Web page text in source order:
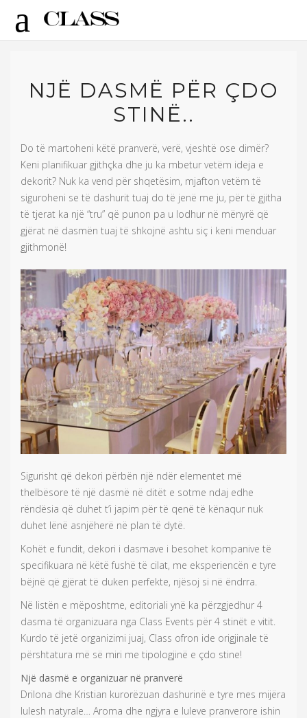
NJË DASMË PËR ÇDO
STINË..
Do të martoheni këtë pranverë, verë, vjeshtë ose dimër?
Keni planifikuar gjithçka dhe ju ka mbetur vetëm ideja e
dekorit? Nuk ka vend për shqetësim, mjafton vetëm të
siguroheni se të dashurit tuaj do të jenë me ju, për të gjitha
të tjerat ka një “tru” që punon pa u lodhur në mënyrë që
gjërat në dasmën tuaj të shkojnë ashtu siç i keni menduar
gjithmonë!
Sigurisht që dekori përbën një ndër elementet më
thelbësore të një dasmë në ditët e sotme ndaj edhe
rëndësia që duhet t’i japim për të qenë të kënaqur nuk
duhet lënë asnjëherë në plan të dytë.
Kohët e fundit, dekori i dasmave i besohet kompanive të
specifikuara në këtë fushë të cilat, me eksperiencën e tyre
bëjnë që gjërat të duken perfekte, njësoj si në ëndrra.
Në listën e mëposhtme, editoriali ynë ka përzgjedhur 4
dasma të organizuara nga Class Events për 4 stinët e vitit.
Kurdo të jetë organizimi juaj, Class ofron ide origjinale të
përshtatura më së miri me tipologjinë e çdo stine!
Një dasmë e organizuar në pranverë
Drilona dhe Kristian kurorëzuan dashurinë e tyre mes mijëra
lulesh natyrale… Aroma dhe ngjyra e luleve pranverore ishin